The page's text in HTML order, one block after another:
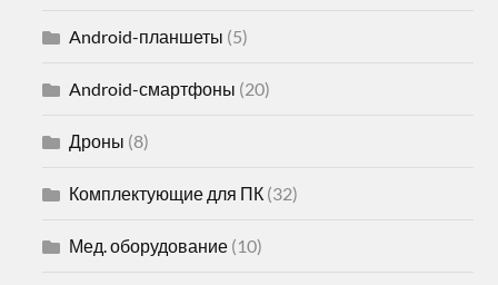
Android-планшеты (5)
Android-смартфоны (20)
Дроны (8)
Комплектующие для ПК (32)
Мед. оборудование (10)